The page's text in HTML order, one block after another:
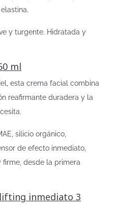
y turgente. Hidratada y
ml
esta crema facial combina
reafirmante duradera y la
silicio orgánico,
de efecto inmediato,
desde la primera
inmediato 3